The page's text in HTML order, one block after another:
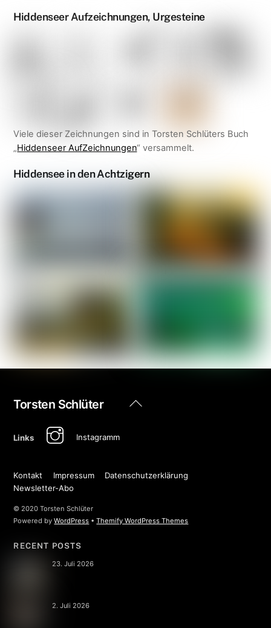
Hiddenseer Aufzeichnungen, Urgesteine
Viele dieser Zeichnungen sind in Torsten Schlüters Buch
„Hiddenseer AufZeichnungen“ versammelt.
Hiddensee in den Achtzigern
Back
Torsten Schlüter
Links Instagramm
Kontakt Impressum
Datenschutzerklärung
Newsletter-Abo
© 2020 Torsten Schlüter
Powered byWordPress •Themify WordPress Themes
RECENT POSTS
23. Juli 2026
2. Juli 2026